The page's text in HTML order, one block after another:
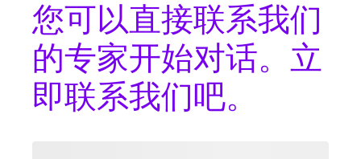
您可以直接联系我们
的专家开始对话。立
即联系我们吧。